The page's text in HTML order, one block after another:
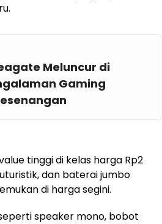
Meluncur di
Gaming
tinggi di kelas harga Rp2
dan baterai jumbo
di harga segini.
speaker mono, bobot